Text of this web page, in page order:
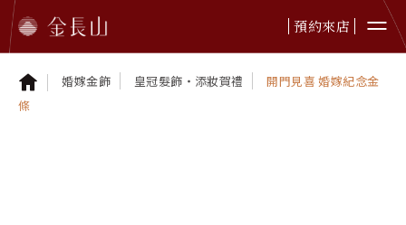
預約來店
婚嫁金飾 皇冠髮飾・添妝賀禮
開門見喜 婚嫁紀念金
條